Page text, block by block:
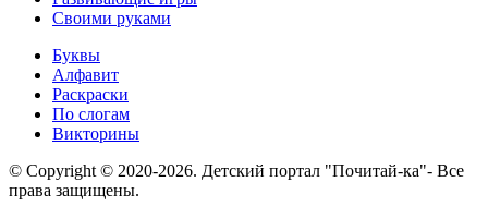
Своими руками
Буквы
Алфавит
Раскраски
По слогам
Викторины
© Copyright © 2020-2026. Детский портал "Почитай-ка"- Все
права защищены.